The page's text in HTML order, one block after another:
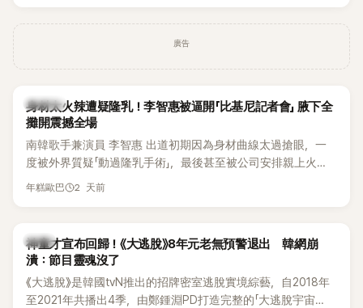
廣告
K-POP
身材太火辣遭疑隆乳！李智惠被逼開「比基尼記者會」 腋下全
攤開震撼全場
南韓歌手兼演員 李智惠 出道初期因為身材曲線太過搶眼，一
度被外界質疑「動過隆乳手術」，最後甚至被公司安排親上火
線，召開前所未見的「泳裝記者會」澄清。這場記者會後來還被
熱議。 2日播出的 SBS 綜藝節目《我的經紀人太難搞－秘書
鎮》，邀請同時兼顧工作與育兒的演藝圈代表「媽媽群」——李智
惠、李賢怡、李恩亨，以第13位「My Star」身分登場，分享最真
實的生活日常。 節目一開始，李瑞鎮 率先與李智惠會合，兩人
邊搭車邊聊天，氣氛輕鬆。聊到最近的新聞，李瑞鎮突然直球
年糕歐巴 2 天前
韓星
神童才宣布回歸！《大逃脫》8年元老無預警退出 韓網崩
潰：節目靈魂沒了
《大逃脫》是韓國tvN推出的招牌密室逃脫實境綜藝，自2018年
至2021年共播出4季，由鄭鍾淵PD打造完整的「大逃脫宇宙